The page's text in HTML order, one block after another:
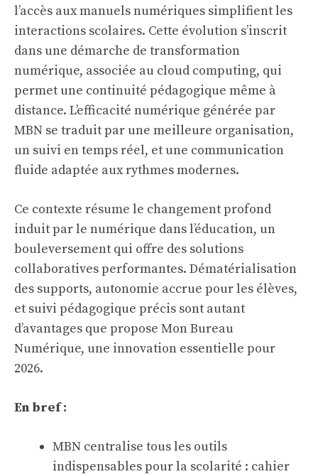
l’accès aux manuels numériques simplifient les
interactions scolaires. Cette évolution s’inscrit
dans une démarche de transformation
numérique, associée au cloud computing, qui
permet une continuité pédagogique même à
distance. L’efficacité numérique générée par
MBN se traduit par une meilleure organisation,
un suivi en temps réel, et une communication
fluide adaptée aux rythmes modernes.
Ce contexte résume le changement profond
induit par le numérique dans l’éducation, un
bouleversement qui offre des solutions
collaboratives performantes. Dématérialisation
des supports, autonomie accrue pour les élèves,
et suivi pédagogique précis sont autant
d’avantages que propose Mon Bureau
Numérique, une innovation essentielle pour
2026.
En bref :
MBN centralise tous les outils
indispensables pour la scolarité : cahier